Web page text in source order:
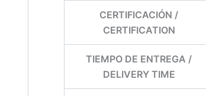
CERTIFICACIÓN /
CERTIFICATION
TIEMPO DE ENTREGA /
DELIVERY TIME